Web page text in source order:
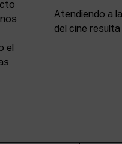
el
Atendiendo a
del cine resulta